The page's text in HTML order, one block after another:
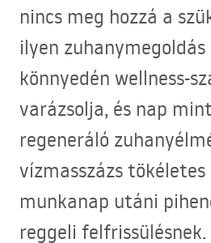
nincs meg hozzá a
ilyen
könnyedén wellness-
varázsolja, és nap
regeneráló
vízmasszázs tökéletes
munkanap utáni
reggeli felfrissülésnek.